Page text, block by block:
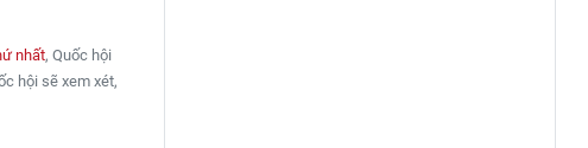
nhất, Quốc hội
hội sẽ xem xét,